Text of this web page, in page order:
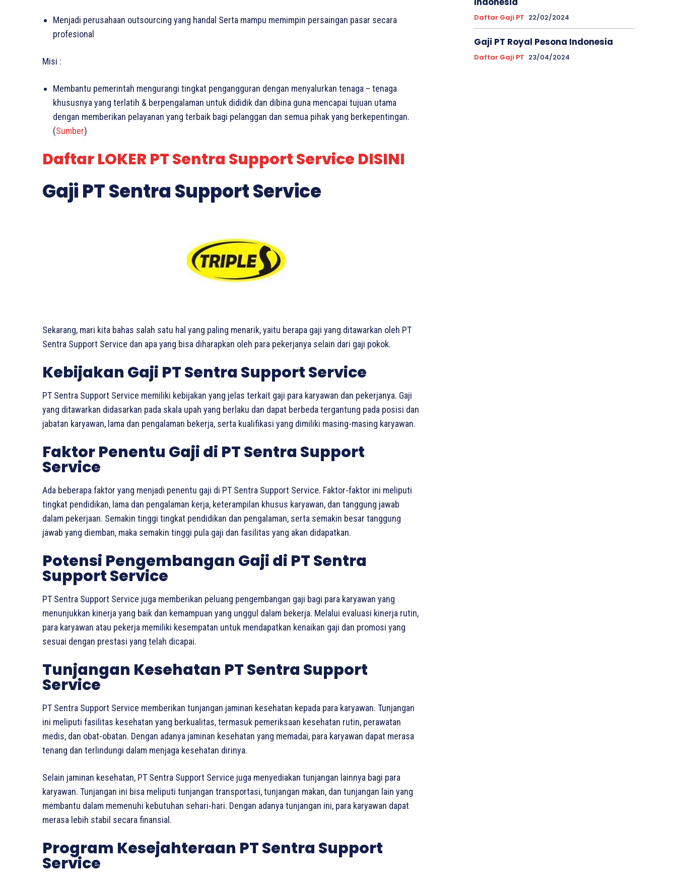
Menjadi perusahaan outsourcing yang handal Serta mampu memimpin persaingan pasar secara
profesional
Misi :
Membantu pemerintah mengurangi tingkat pengangguran dengan menyalurkan tenaga – tenaga
khususnya yang terlatih & berpengalaman untuk dididik dan dibina guna mencapai tujuan utama
dengan memberikan pelayanan yang terbaik bagi pelanggan dan semua pihak yang berkepentingan.
(Sumber)
Daftar LOKER PT Sentra Support Service DISINI
Gaji PT Sentra Support Service
Sekarang, mari kita bahas salah satu hal yang paling menarik, yaitu berapa gaji yang ditawarkan oleh PT
Sentra Support Service dan apa yang bisa diharapkan oleh para pekerjanya selain dari gaji pokok.
Kebijakan Gaji PT Sentra Support Service
PT Sentra Support Service memiliki kebijakan yang jelas terkait gaji para karyawan dan pekerjanya. Gaji
yang ditawarkan didasarkan pada skala upah yang berlaku dan dapat berbeda tergantung pada posisi dan
jabatan karyawan, lama dan pengalaman bekerja, serta kualifikasi yang dimiliki masing-masing karyawan.
Faktor Penentu Gaji di PT Sentra Support
Service
Ada beberapa faktor yang menjadi penentu gaji di PT Sentra Support Service. Faktor-faktor ini meliputi
tingkat pendidikan, lama dan pengalaman kerja, keterampilan khusus karyawan, dan tanggung jawab
dalam pekerjaan. Semakin tinggi tingkat pendidikan dan pengalaman, serta semakin besar tanggung
jawab yang diemban, maka semakin tinggi pula gaji dan fasilitas yang akan didapatkan.
Potensi Pengembangan Gaji di PT Sentra
Support Service
PT Sentra Support Service juga memberikan peluang pengembangan gaji bagi para karyawan yang
menunjukkan kinerja yang baik dan kemampuan yang unggul dalam bekerja. Melalui evaluasi kinerja rutin,
para karyawan atau pekerja memiliki kesempatan untuk mendapatkan kenaikan gaji dan promosi yang
sesuai dengan prestasi yang telah dicapai.
Tunjangan Kesehatan PT Sentra Support
Service
PT Sentra Support Service memberikan tunjangan jaminan kesehatan kepada para karyawan. Tunjangan
ini meliputi fasilitas kesehatan yang berkualitas, termasuk pemeriksaan kesehatan rutin, perawatan
medis, dan obat-obatan. Dengan adanya jaminan kesehatan yang memadai, para karyawan dapat merasa
tenang dan terlindungi dalam menjaga kesehatan dirinya.
Selain jaminan kesehatan, PT Sentra Support Service juga menyediakan tunjangan lainnya bagi para
karyawan. Tunjangan ini bisa meliputi tunjangan transportasi, tunjangan makan, dan tunjangan lain yang
membantu dalam memenuhi kebutuhan sehari-hari. Dengan adanya tunjangan ini, para karyawan dapat
merasa lebih stabil secara finansial.
Program Kesejahteraan PT Sentra Support
Service
Daftar Gaji PT 22/02/2024
Gaji PT Royal Pesona Indonesia
Daftar Gaji PT 23/04/2024